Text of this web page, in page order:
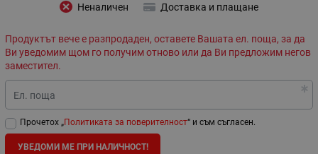
Неналичен Доставка и плащане
Продуктът вече е разпродаден, оставете Вашата ел. поща, за да
Ви уведомим щом го получим отново или да Ви предложим негов
заместител.
Ел. поща
Прочетох „Политиката за поверителност“ и съм съгласен.
УВЕДОМИ МЕ ПРИ НАЛИЧНОСТ!